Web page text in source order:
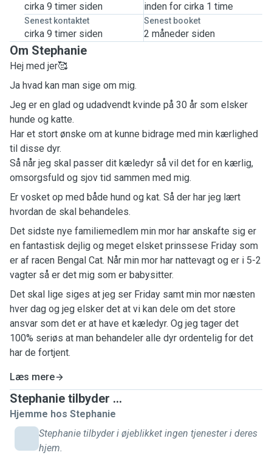
cirka 9 timer siden inden for cirka 1 time
Senest kontaktet
cirka 9 timer siden
Senest booket
2 måneder siden
Om Stephanie
Hej med jer🥰
Ja hvad kan man sige om mig.
Jeg er en glad og udadvendt kvinde på 30 år som elsker
hunde og katte.
Har et stort ønske om at kunne bidrage med min kærlighed
til disse dyr.
Så når jeg skal passer dit kæledyr så vil det for en kærlig,
omsorgsfuld og sjov tid sammen med mig.
Er vosket op med både hund og kat. Så der har jeg lært
hvordan de skal behandeles.
Det sidste nye familiemedlem min mor har anskafte sig er
en fantastisk dejlig og meget elsket prinssese Friday som
er af racen Bengal Cat. Når min mor har nattevagt og er i 5-2
vagter så er det mig som er babysitter.
Det skal lige siges at jeg ser Friday samt min mor næsten
hver dag og jeg elsker det at vi kan dele om det store
ansvar som det er at have et kæledyr. Og jeg tager det
100% seriøs at man behandeler alle dyr ordentelig for det
har de fortjent.
Læs mere
Stephanie tilbyder ...
Hjemme hos Stephanie
Stephanie tilbyder i øjeblikket ingen tjenester i deres
hjem.